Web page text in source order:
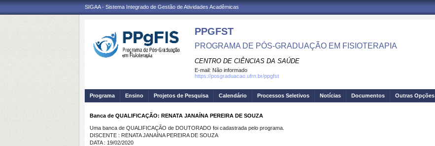
SIGAA - Sistema Integrado de Gestão de Atividades Acadêmicas
PPGFST
PROGRAMA DE PÓS-GRADUAÇÃO EM FISIOTERAPIA
CENTRO DE CIÊNCIAS DA SAÚDE
E-mail: Não informado
https://posgraduacao.ufrn.br/ppgfst
Programa Ensino Projetos de Pesquisa Calendário Processos Seletivos Notícias Documentos Outras Opções
Banca de QUALIFICAÇÃO: RENATA JANAÍNA PEREIRA DE SOUZA
Uma banca de QUALIFICAÇÃO de DOUTORADO foi cadastrada pelo programa.
DISCENTE : RENATA JANAÍNA PEREIRA DE SOUZA
DATA : 19/02/2020